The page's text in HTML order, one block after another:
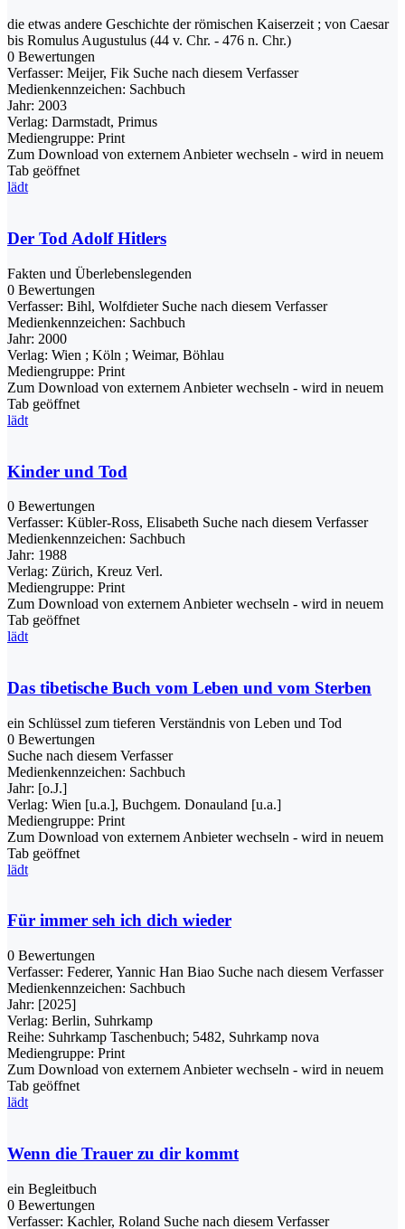
die etwas andere Geschichte der römischen Kaiserzeit ; von Caesar
bis Romulus Augustulus (44 v. Chr. - 476 n. Chr.)
0 Bewertungen
Verfasser: Meijer, Fik Suche nach diesem Verfasser
Medienkennzeichen: Sachbuch
Jahr: 2003
Verlag: Darmstadt, Primus
Mediengruppe: Print
Zum Download von externem Anbieter wechseln - wird in neuem
Tab geöffnet
lädt
Der Tod Adolf Hitlers
Fakten und Überlebenslegenden
0 Bewertungen
Verfasser: Bihl, Wolfdieter Suche nach diesem Verfasser
Medienkennzeichen: Sachbuch
Jahr: 2000
Verlag: Wien ; Köln ; Weimar, Böhlau
Mediengruppe: Print
Zum Download von externem Anbieter wechseln - wird in neuem
Tab geöffnet
lädt
Kinder und Tod
0 Bewertungen
Verfasser: Kübler-Ross, Elisabeth Suche nach diesem Verfasser
Medienkennzeichen: Sachbuch
Jahr: 1988
Verlag: Zürich, Kreuz Verl.
Mediengruppe: Print
Zum Download von externem Anbieter wechseln - wird in neuem
Tab geöffnet
lädt
Das tibetische Buch vom Leben und vom Sterben
ein Schlüssel zum tieferen Verständnis von Leben und Tod
0 Bewertungen
Suche nach diesem Verfasser
Medienkennzeichen: Sachbuch
Jahr: [o.J.]
Verlag: Wien [u.a.], Buchgem. Donauland [u.a.]
Mediengruppe: Print
Zum Download von externem Anbieter wechseln - wird in neuem
Tab geöffnet
lädt
Für immer seh ich dich wieder
0 Bewertungen
Verfasser: Federer, Yannic Han Biao Suche nach diesem Verfasser
Medienkennzeichen: Sachbuch
Jahr: [2025]
Verlag: Berlin, Suhrkamp
Reihe: Suhrkamp Taschenbuch; 5482, Suhrkamp nova
Mediengruppe: Print
Zum Download von externem Anbieter wechseln - wird in neuem
Tab geöffnet
lädt
Wenn die Trauer zu dir kommt
ein Begleitbuch
0 Bewertungen
Verfasser: Kachler, Roland Suche nach diesem Verfasser